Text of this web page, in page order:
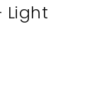
Light